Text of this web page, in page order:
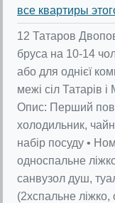
все квартиры
12 Татаров
бруса на 10-14
або для однієї
межі сіл Татарів
Опис: Перший
холодильник,
набір посуду •
односпальне
санвузол душ,
(2хспальне